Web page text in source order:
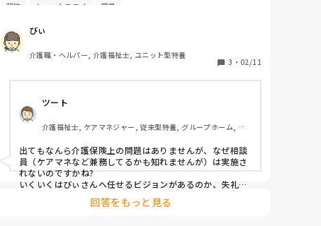
介護職員がショートステイの契約に出ていいのか疑問だ
けど
契約 ショートステイ 職員
びぃ
介護職・ヘルパー, 介護福祉士, ユニット型特養
3 ・ 02/11
ツート
介護福祉士, ケアマネジャー, 従来型特養, グループホーム, デ
出てもなんら介護保険上の問題はありませんが、なぜ相談
員（ケアマネなど兼務してるかも知れませんが）は実施さ
れないのですかね?
いくいくはびぃさんへ任せるビジョンがあるのか、失礼な
がら人員的な問題か…と思いますが、、
でも、基本を押さえれば、対して難しくはありません
回答をもっと見る